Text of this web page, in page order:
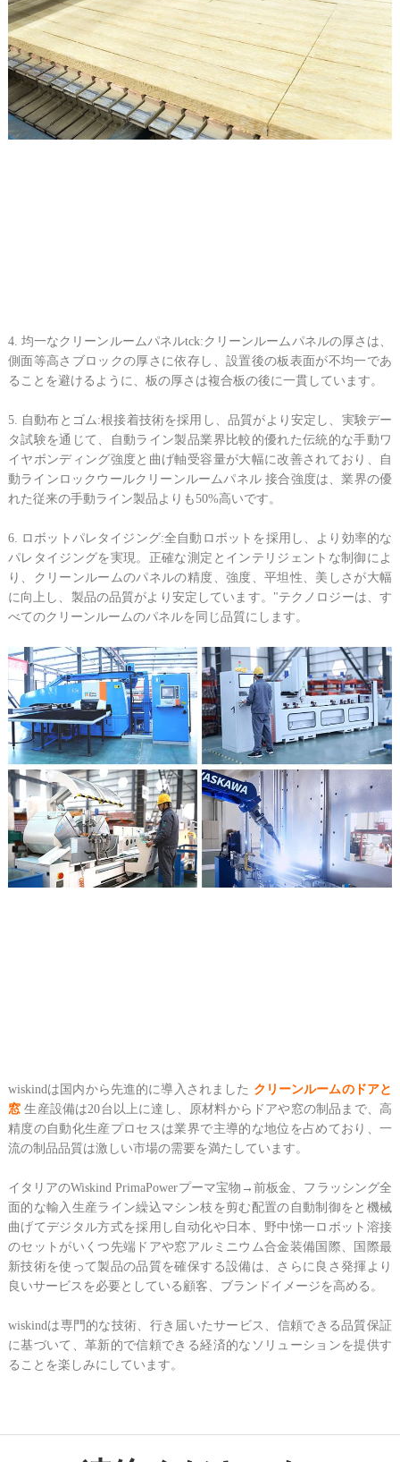
4. 均一なクリーンルームパネルtck:クリーンルームパネルの厚さは、
側面等高さブロックの厚さに依存し、設置後の板表面が不均一であ
ることを避けるように、板の厚さは複合板の後に一貫しています。
5. 自動布とゴム:根接着技術を採用し、品質がより安定し、実験デー
タ試験を通じて、自動ライン製品業界比較的優れた伝統的な手動ワ
イヤボンディング強度と曲げ軸受容量が大幅に改善されており、自
動ラインロックウールクリーンルームパネル 接合強度は、業界の優
れた従来の手動ライン製品よりも50%高いです。
6. ロボットパレタイジング:全自動ロボットを採用し、より効率的な
パレタイジングを実現。正確な測定とインテリジェントな制御によ
り、クリーンルームのパネルの精度、強度、平坦性、美しさが大幅
に向上し、製品の品質がより安定しています。"テクノロジーは、す
べてのクリーンルームのパネルを同じ品質にします。
wiskindは国内から先進的に導入されました クリーンルームのドアと
窓 生産設備は20台以上に達し、原材料からドアや窓の制品まで、高
精度の自動化生産プロセスは業界で主導的な地位を占めており、一
流の制品品質は激しい市場の需要を満たしています。
イタリアのWiskind PrimaPowerプーマ宝物→前板金、フラッシング全
面的な輸入生産ライン繰込マシン枝を剪む配置の自動制御をと機械
曲げてデジタル方式を採用し自动化や日本、野中悌一ロボット溶接
のセットがいくつ先端ドアや窓アルミニウム合金装備国際、国際最
新技術を使って製品の品質を確保する設備は、さらに良さ発揮より
良いサービスを必要としている顧客、ブランドイメージを高める。
wiskindは専門的な技術、行き届いたサービス、信頼できる品質保証
に基づいて、革新的で信頼できる経済的なソリューションを提供す
ることを楽しみにしています。